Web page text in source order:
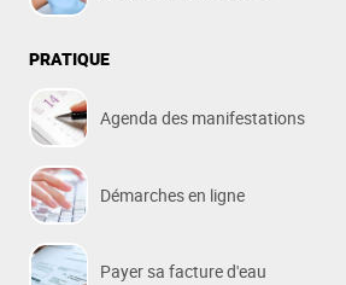
PRATIQUE
Agenda des manifestations
Démarches en ligne
Payer sa facture d'eau